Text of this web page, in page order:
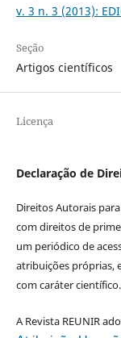
v. 3 n. 3 (2013):
Seção
Artigos científicos
Licença
Declaração de
Direitos Autorais
com direitos de
um periódico de
atribuições próprias,
com caráter científico.
A Revista REUNIR